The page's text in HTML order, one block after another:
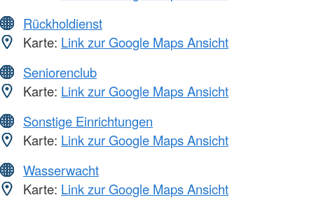
Rückholdienst
Karte: Link zur Google Maps Ansicht
Seniorenclub
Karte: Link zur Google Maps Ansicht
Sonstige Einrichtungen
Karte: Link zur Google Maps Ansicht
Wasserwacht
Karte: Link zur Google Maps Ansicht